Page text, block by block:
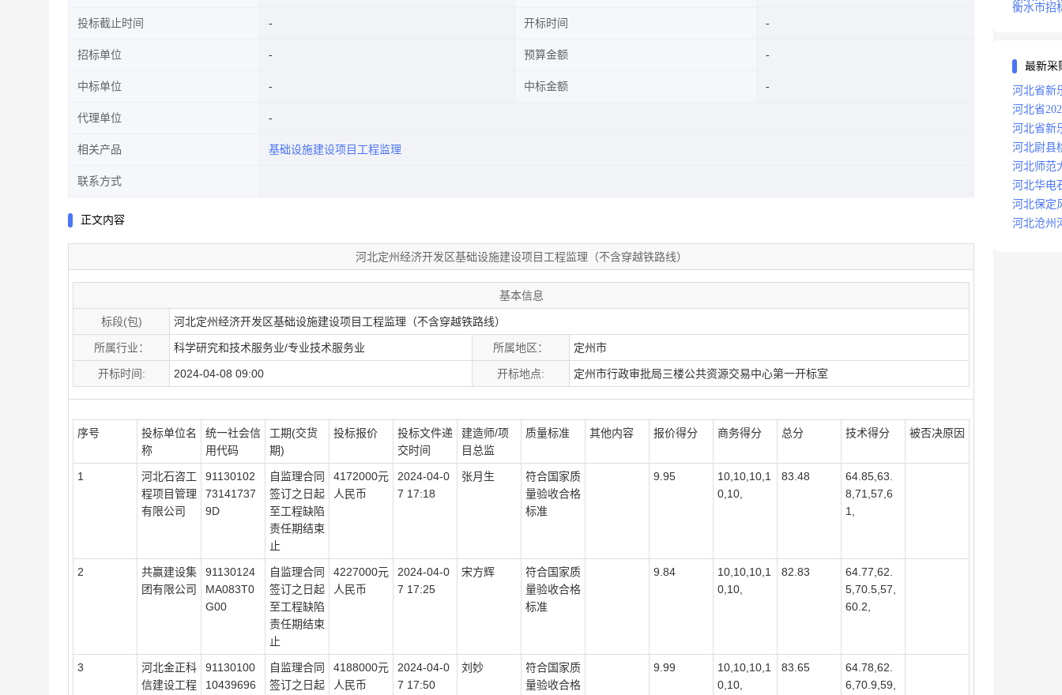
投标截止时间 开标时间
招标单位 预算金额
中标单位 中标金额
代理单位
相关产品 基础设施建设项目工程监理
联系方式
正文内容
河北定州经济开发区基础设施建设项目工程监理（不含穿越铁路线）
基本信息
标段(包) 河北定州经济开发区基础设施建设项目工程监理（不含穿越铁路线）
所属行业： 科学研究和技术服务业/专业技术服务业 所属地区： 定州市
开标时间: 2024-04-08 09:00 开标地点: 定州市行政审批局三楼公共资源交易中心第一开标室
序号
投标单位名
称
统一社会信
用代码
工期(交货
期)
投标报价
投标文件递
交时间
建造师/项
目总监
质量标准 其他内容 报价得分 商务得分 总分 技术得分 被否决原因
1
河北石咨工
程项目管理
有限公司
91130102
73141737
9D
自监理合同
签订之日起
至工程缺陷
责任期结束
止
4172000元
人民币
2024-04-0
7 17:18
张月生
符合国家质
量验收合格
标准
9.95
10,10,10,1
0,10,
83.48
64.85,63.
8,71,57,6
1,
2
共赢建设集
团有限公司
91130124
MA083T0
G00
自监理合同
签订之日起
至工程缺陷
责任期结束
止
4227000元
人民币
2024-04-0
7 17:25
宋方辉
符合国家质
量验收合格
标准
9.84
10,10,10,1
0,10,
82.83
64.77,62.
5,70.5,57,
60.2,
3
河北金正科
信建设工程
91130100
10439696
自监理合同
签订之日起
4188000元
人民币
2024-04-0
7 17:50
刘妙
符合国家质
量验收合格
9.99
10,10,10,1
0,10,
83.65
64.78,62.
6,70.9,59,
衡水市招
最新采
河北省新
河北省
河北省新
河北尉县
河北师范
河北华电
分场辅助
河北保定
河北沧州